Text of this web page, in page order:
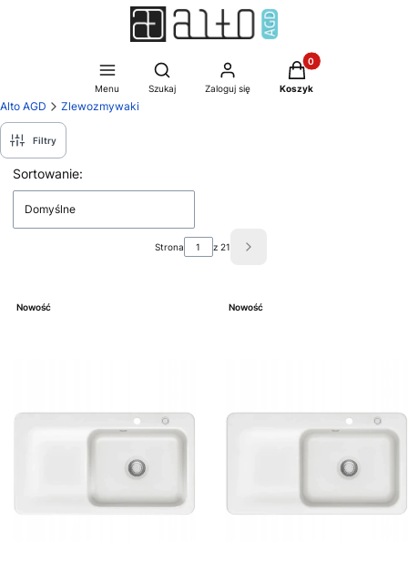
Menu
Otwórz wyszukiwarkę
Szukaj Zaloguj się
Produkty w
Koszyk
Alto AGD Zlewozmywaki
Filtry
Lista produktów
Sortowanie:
Domyślne
Strona z 21
Następne produkty
Nowość Nowość